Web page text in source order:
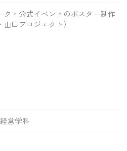
ク・公式イベントのポスター制作
口プロジェクト）
営学科